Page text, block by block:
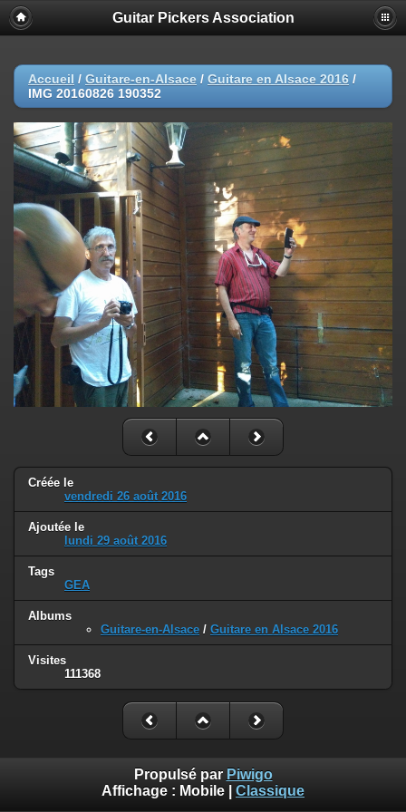
Guitar Pickers Association
Accueil / Guitare-en-Alsace / Guitare en Alsace 2016 /
IMG 20160826 190352
Créée le
vendredi 26 août 2016
Ajoutée le
lundi 29 août 2016
Tags
GEA
Albums
Guitare-en-Alsace / Guitare en Alsace 2016
Visites
111368
Propulsé par Piwigo
Affichage : Mobile Classique